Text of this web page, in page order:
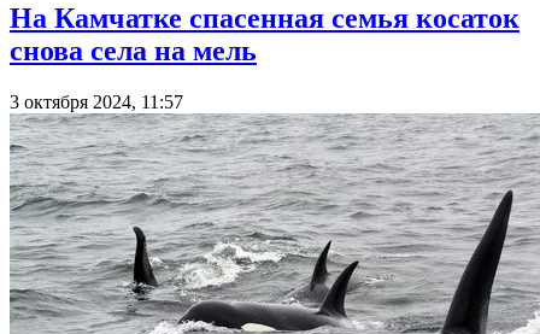
На Камчатке спасенная семья косаток
снова села на мель
3 октября 2024, 11:57